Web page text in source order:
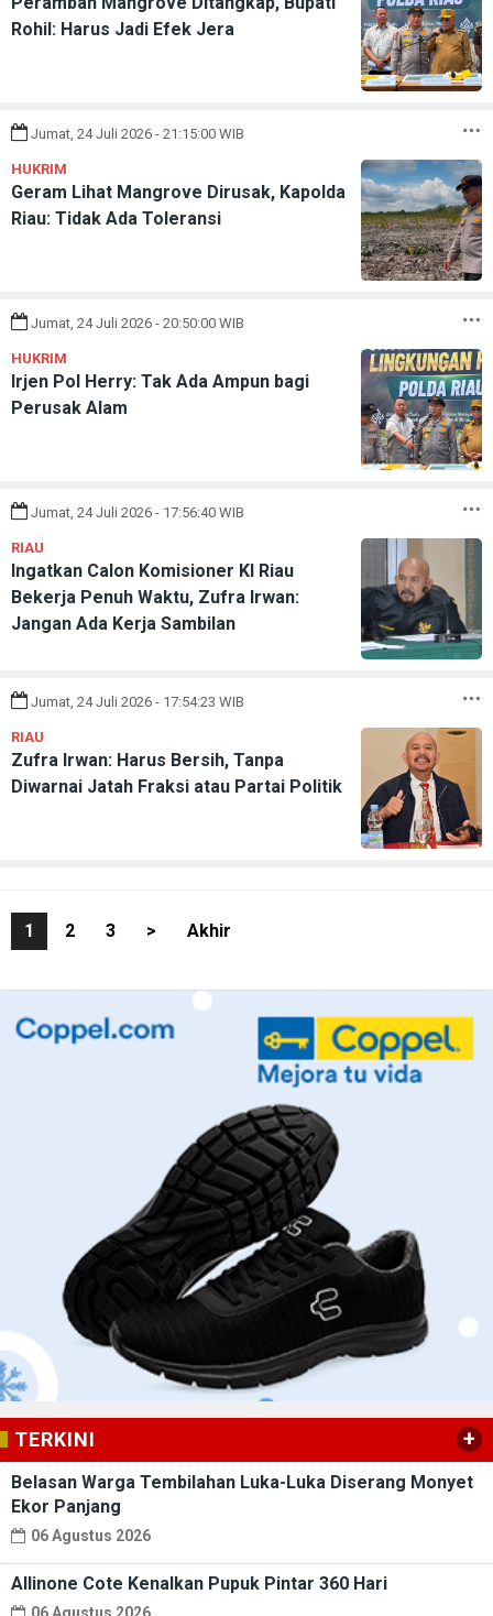
Rohil: Harus Jadi Efek Jera
Jumat, 24 Juli 2026 - 21:15:00 WIB
HUKRIM
Geram Lihat Mangrove Dirusak, Kapolda
Riau: Tidak Ada Toleransi
Jumat, 24 Juli 2026 - 20:50:00 WIB
HUKRIM
Irjen Pol Herry: Tak Ada Ampun bagi
Perusak Alam
Jumat, 24 Juli 2026 - 17:56:40 WIB
RIAU
Ingatkan Calon Komisioner KI Riau
Bekerja Penuh Waktu, Zufra Irwan:
Jangan Ada Kerja Sambilan
Jumat, 24 Juli 2026 - 17:54:23 WIB
RIAU
Zufra Irwan: Harus Bersih, Tanpa
Diwarnai Jatah Fraksi atau Partai Politik
1 2 3 > Akhir
TERKINI +
Belasan Warga Tembilahan Luka-Luka Diserang Monyet
Ekor Panjang
06 Agustus 2026
Allinone Cote Kenalkan Pupuk Pintar 360 Hari